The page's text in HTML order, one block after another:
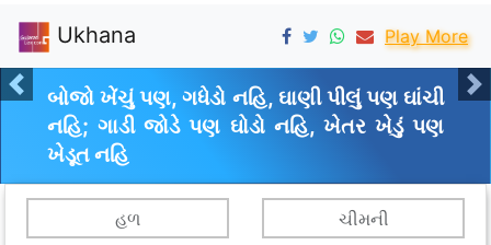
Ukhana Play More
બોજો ખેંચું પણ, ગધેડો નહિ, ઘાણી પીલું પણ ઘાંચી
નહિ; ગાડી જોડે પણ ઘોડો નહિ, ખેતર ખેડું પણ
ખેડૂત નહિ
હળ ચીમની
Previous